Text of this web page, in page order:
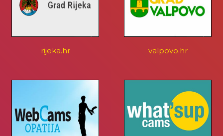
rijeka.hr valpovo.hr